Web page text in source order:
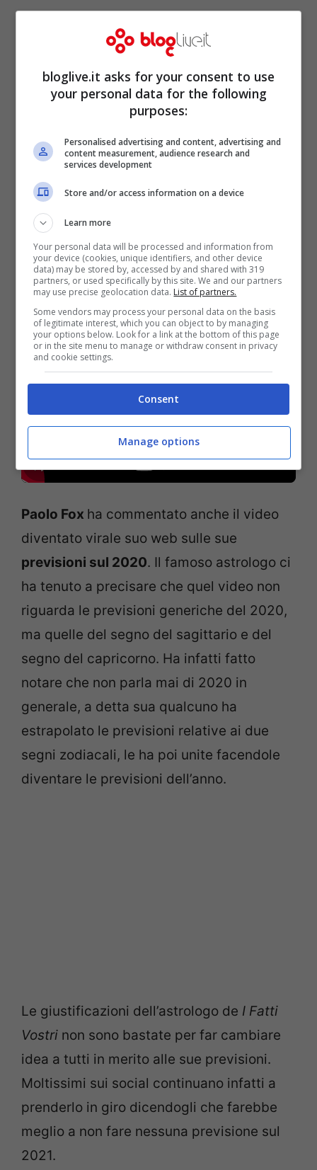
Il video delle previsioni sul
2020 di Paolo Fox è di
nuovo virale, lui fa
chiarezza
Paolo Fox ha commentato anche il video
diventato virale suo web sulle sue
previsioni sul 2020. Il famoso astrologo ci
ha tenuto a precisare che quel video non
riguarda le previsioni generiche del 2020,
ma quelle del segno del sagittario e del
segno del capricorno. Ha infatti fatto
notare che non parla mai di 2020 in
generale, a detta sua qualcuno ha
estrapolato le previsioni relative ai due
segni zodiacali, le ha poi unite facendole
diventare le previsioni dell’anno.
Le giustificazioni dell’astrologo de I Fatti
Vostri non sono bastate per far cambiare
idea a tutti in merito alle sue previsioni.
Moltissimi sui social continuano infatti a
prenderlo in giro dicendogli che farebbe
meglio a non fare nessuna previsione sul
2021.
bloglive.it asks for your consent to use
your personal data for the following
purposes:
Personalised advertising and content, advertising and
content measurement, audience research and
services development
Store and/or access information on a device
Learn more
Your personal data will be processed and information from
your device (cookies, unique identifiers, and other device
data) may be stored by, accessed by and shared with 319
partners, or used specifically by this site. We and our partners
may use precise geolocation data. List of partners.
Some vendors may process your personal data on the basis
of legitimate interest, which you can object to by managing
your options below. Look for a link at the bottom of this page
or in the site menu to manage or withdraw consent in privacy
and cookie settings.
Consent
Manage options